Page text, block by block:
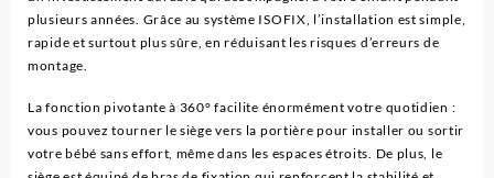
plusieurs années. Grâce au système ISOFIX, l’installation est simple,
rapide et surtout plus sûre, en réduisant les risques d’erreurs de
montage.
La fonction pivotante à 360° facilite énormément votre quotidien :
vous pouvez tourner le siège vers la portière pour installer ou sortir
votre bébé sans effort, même dans les espaces étroits. De plus, le